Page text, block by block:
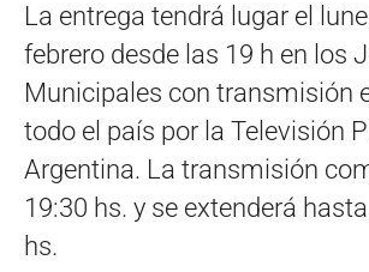
La entrega tendrá lugar el
febrero desde las 19 h en los
Municipales con transmisión
todo el país por la Televisión
Argentina. La transmisión
19:30 hs. y se extenderá
hs.